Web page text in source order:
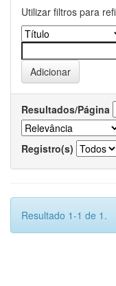
Utilizar filtros para
Resultados/Página
Registro(s)
Resultado 1-1 de 1.